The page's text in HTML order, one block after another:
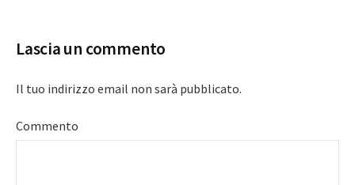
Lascia un commento
Il tuo indirizzo email non sarà pubblicato.
Commento